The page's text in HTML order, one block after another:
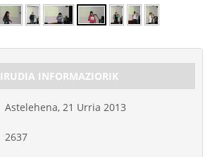
IRUDIA INFORMAZIORIK
Astelehena, 21 Urria 2013
2637